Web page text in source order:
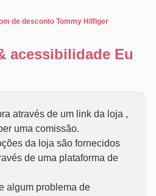
de desconto Tommy Hilfiger
acessibilidade Eu
através de um link da loja ,
uma comissão.
da loja são fornecidos
de uma plataforma de
algum problema de